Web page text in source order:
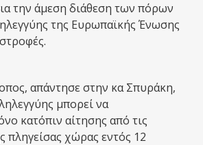
την άμεση διάθεση των πόρων
της Ευρωπαϊκής Ένωσης
απάντησε στην κα Σπυράκη,
μπορεί να
κατόπιν αίτησης από τις
πληγείσας χώρας εντός 12